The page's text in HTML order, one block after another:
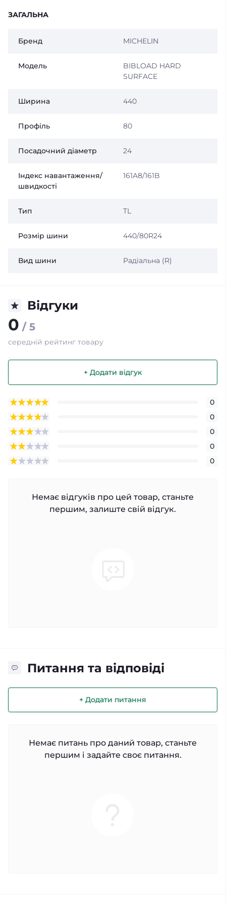
ЗАГАЛЬНА
Бренд MICHELIN
Модель
BIBLOAD HARD
SURFACE
Ширина 440
Профіль 80
Посадочний діаметр 24
Індекс навантаження/
швидкості
161A8/161B
Тип TL
Розмір шини 440/80R24
Вид шини Радіальна (R)
Відгуки
0 / 5
середній рейтинг товару
+ Додати відгук
0
0
0
0
0
Немає відгуків про цей товар, станьте
першим, залиште свій відгук.
Питання та відповіді
+ Додати питання
Немає питань про даний товар, станьте
першим і задайте своє питання.